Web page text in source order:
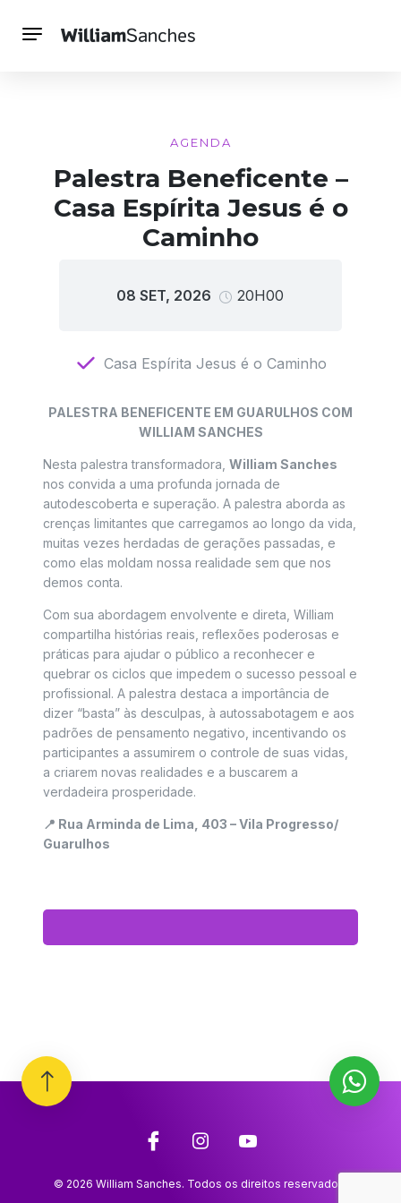
AGENDA
Palestra Beneficente –
Casa Espírita Jesus é o
Caminho
08 SET, 2026 20H00
Casa Espírita Jesus é o Caminho
PALESTRA BENEFICENTE EM GUARULHOS COM
WILLIAM SANCHES
Nesta palestra transformadora, William Sanches
nos convida a uma profunda jornada de
autodescoberta e superação. A palestra aborda as
crenças limitantes que carregamos ao longo da vida,
muitas vezes herdadas de gerações passadas, e
como elas moldam nossa realidade sem que nos
demos conta.
Com sua abordagem envolvente e direta, William
compartilha histórias reais, reflexões poderosas e
práticas para ajudar o público a reconhecer e
quebrar os ciclos que impedem o sucesso pessoal e
profissional. A palestra destaca a importância de
dizer “basta” às desculpas, à autossabotagem e aos
padrões de pensamento negativo, incentivando os
participantes a assumirem o controle de suas vidas,
a criarem novas realidades e a buscarem a
verdadeira prosperidade.
📍 Rua Arminda de Lima, 403 – Vila Progresso/
Guarulhos
© 2026 William Sanches. Todos os direitos reservados.